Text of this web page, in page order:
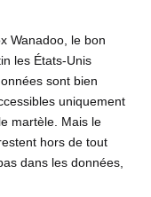
Wanadoo, le bon
les États-Unis
sont bien
uniquement
martèle. Mais le
hors de tout
dans les données,